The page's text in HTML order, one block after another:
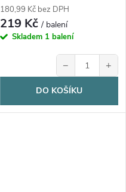
180,99 Kč bez DPH
219 Kč/ balení
Skladem 1 balení
− +
DO KOŠÍKU